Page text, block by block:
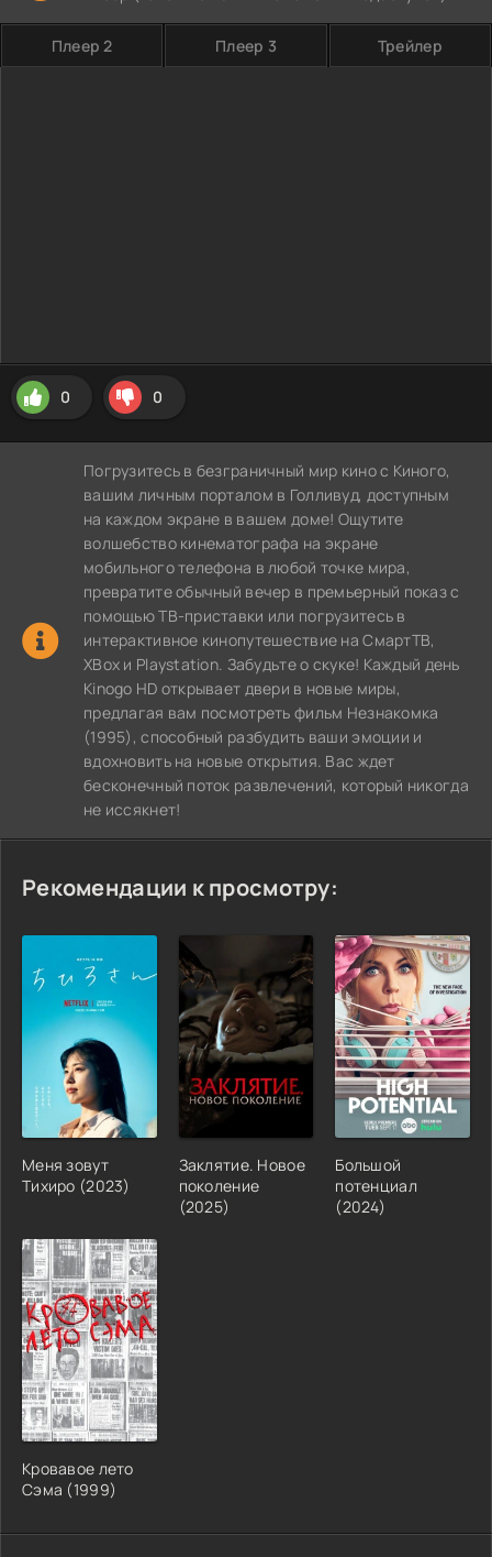
Плеер 2 Плеер 3 Трейлер
0 0
Погрузитесь в безграничный мир кино с Киного,
вашим личным порталом в Голливуд, доступным
на каждом экране в вашем доме! Ощутите
волшебство кинематографа на экране
мобильного телефона в любой точке мира,
превратите обычный вечер в премьерный показ с
помощью ТВ-приставки или погрузитесь в
интерактивное кинопутешествие на СмартТВ,
XBox и Playstation. Забудьте о скуке! Каждый день
Kinogo HD открывает двери в новые миры,
предлагая вам посмотреть фильм Незнакомка
(1995), способный разбудить ваши эмоции и
вдохновить на новые открытия. Вас ждет
бесконечный поток развлечений, который никогда
не иссякнет!
Рекомендации к просмотру:
Меня зовут
Тихиро (2023)
Заклятие. Новое
поколение
(2025)
Большой
потенциал
(2024)
Кровавое лето
Сэма (1999)